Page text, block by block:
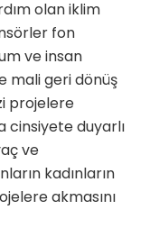
olan iklim
fon
ve insan
mali geri dönüş
projelere
cinsiyete duyarlı
ve
kadınların
akmasını